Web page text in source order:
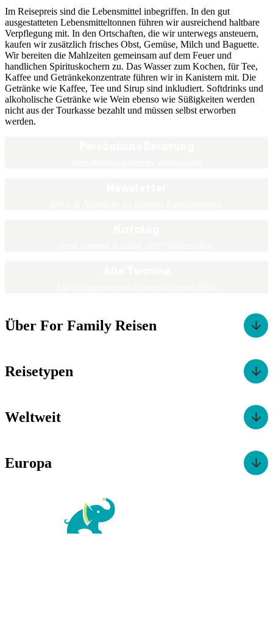
Im Reisepreis sind die Lebensmittel inbegriffen. In den gut
ausgestatteten Lebensmitteltonnen führen wir ausreichend haltbare
Verpflegung mit. In den Ortschaften, die wir unterwegs ansteuern,
kaufen wir zusätzlich frisches Obst, Gemüse, Milch und Baguette.
Wir bereiten die Mahlzeiten gemeinsam auf dem Feuer und
handlichen Spirituskochern zu. Das Wasser zum Kochen, für Tee,
Kaffee und Getränkekonzentrate führen wir in Kanistern mit. Die
Getränke wie Kaffee, Tee und Sirup sind inkludiert. Softdrinks und
alkoholische Getränke wie Wein ebenso wie Süßigkeiten werden
nicht aus der Tourkasse bezahlt und müssen selbst erworben
werden.
Über For Family Reisen
Reisetypen
Weltweit
Europa